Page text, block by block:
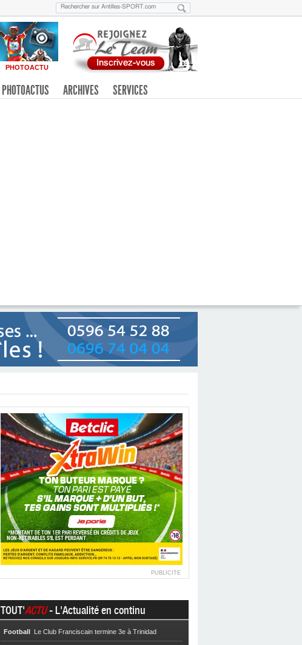
PHOTOACTU
PHOTOACTUS ARCHIVES SERVICES
PUBLICITE
TOUT'ACTU- L'Actualité en continu
Football Le Club Franciscain termine 3e à Trinidad